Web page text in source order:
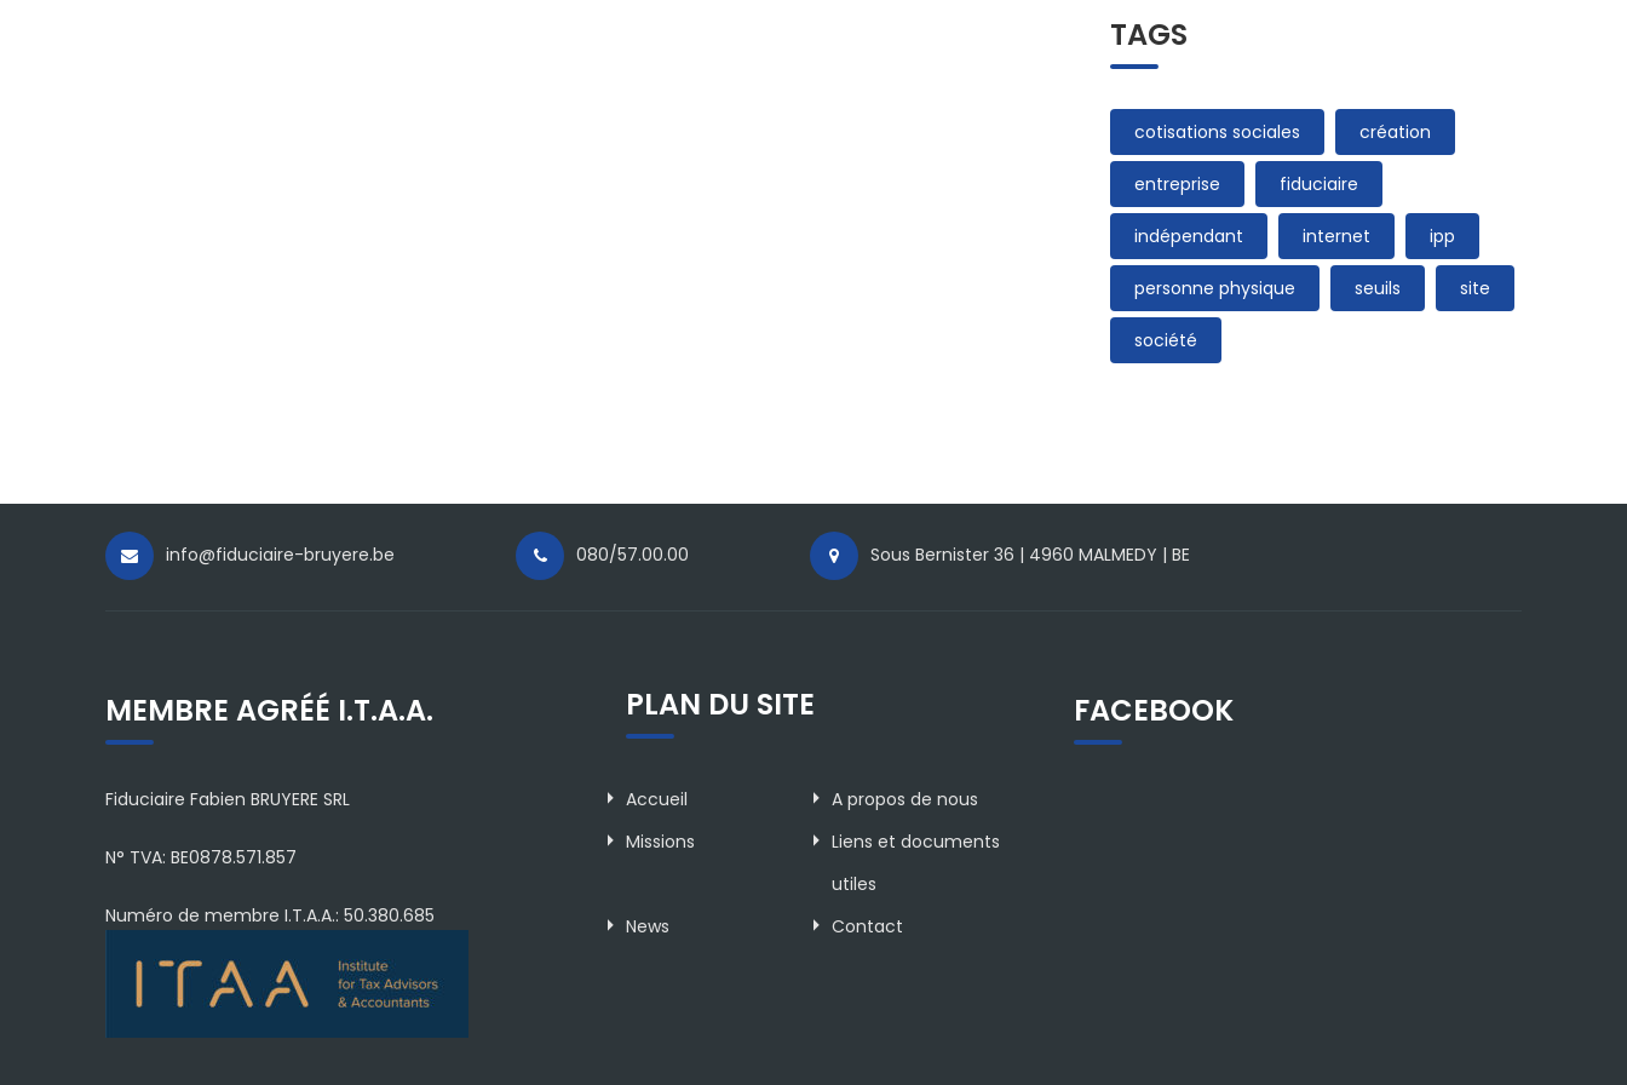
TAGS
cotisations sociales création
entreprise fiduciaire
indépendant internet ipp
personne physique seuils site
société
info@fiduciaire-bruyere.be 080/57.00.00 Sous Bernister 36 | 4960 MALMEDY | BE
MEMBRE AGRÉÉ I.T.A.A.
Fiduciaire Fabien BRUYERE SRL
N° TVA: BE0878.571.857
Numéro de membre I.T.A.A.: 50.380.685
PLAN DU SITE
Accueil
A propos de nous
Missions
Liens et documents
utiles
News
Contact
FACEBOOK